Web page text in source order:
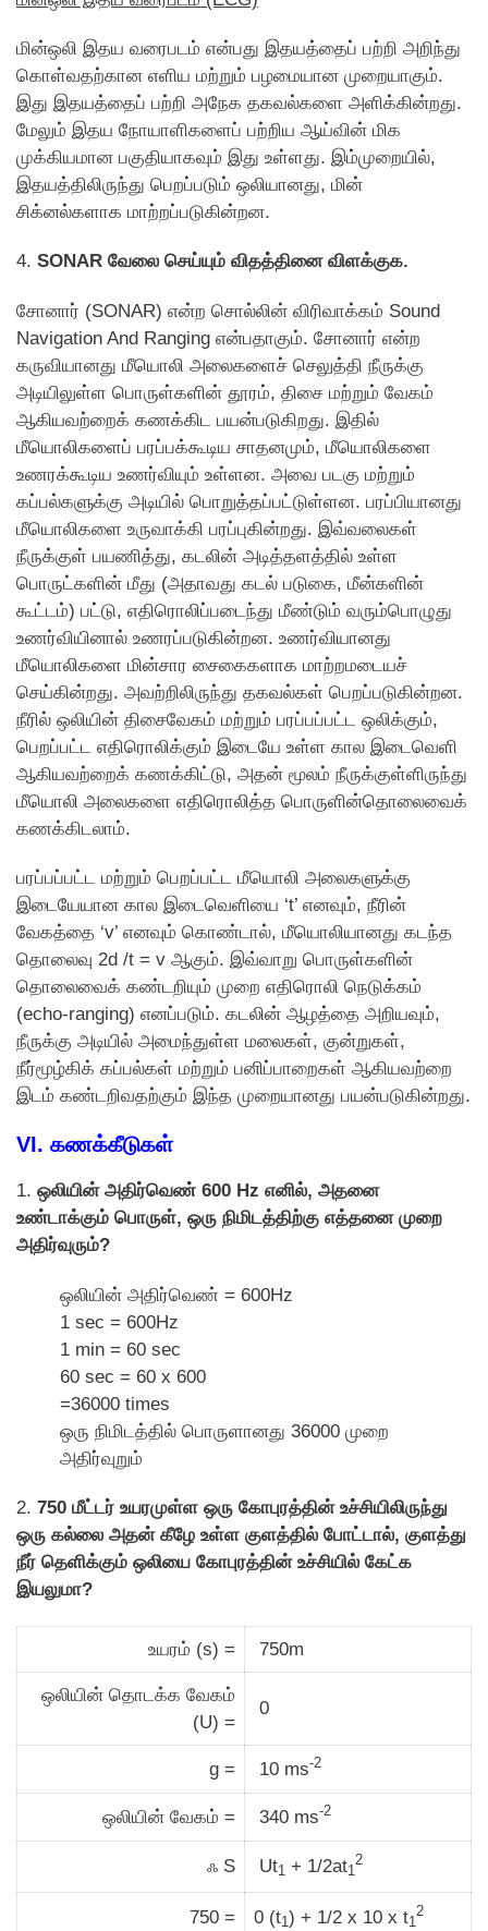
மின்ஒலி இதய வரைபடம் என்பது இதயத்தைப் பற்றி அறிந்து
கொள்வதற்கான எளிய மற்றும் பழமையான முறையாகும்.
இது இதயத்தைப் பற்றி அநேக தகவல்களை அளிக்கின்றது.
மேலும் இதய நோயாளிகளைப் பற்றிய ஆய்வின் மிக
முக்கியமான பகுதியாகவும் இது உள்ளது. இம்முறையில்,
இதயத்திலிருந்து பெறப்படும் ஒலியானது, மின்
சிக்னல்களாக மாற்றப்படுகின்றன.
4. SONAR வேலை செய்யும் விதத்தினை விளக்குக.
சோனார் (SONAR) என்ற சொல்லின் விரிவாக்கம் Sound
Navigation And Ranging என்பதாகும். சோனார் என்ற
கருவியானது மீயொலி அலைகளைச் செலுத்தி நீருக்கு
அடியிலுள்ள பொருள்களின் தூரம், திசை மற்றும் வேகம்
ஆகியவற்றைக் கணக்கிட பயன்படுகிறது. இதில்
மீயொலிகளைப் பரப்பக்கூடிய சாதனமும், மீயொலிகளை
உணரக்கூடிய உணர்வியும் உள்ளன. அவை படகு மற்றும்
கப்பல்களுக்கு அடியில் பொறுத்தப்பட்டுள்ளன. பரப்பியானது
மீயொலிகளை உருவாக்கி பரப்புகின்றது. இவ்வலைகள்
நீருக்குள் பயணித்து, கடலின் அடித்தளத்தில் உள்ள
பொருட்களின் மீது (அதாவது கடல் படுகை, மீன்களின்
கூட்டம்) பட்டு, எதிரொலிப்படைந்து மீண்டும் வரும்பொழுது
உணர்வியினால் உணரப்படுகின்றன. உணர்வியானது
மீயொலிகளை மின்சார சைகைகளாக மாற்றமடையச்
செய்கின்றது. அவற்றிலிருந்து தகவல்கள் பெறப்படுகின்றன.
நீரில் ஒலியின் திசைவேகம் மற்றும் பரப்பப்பட்ட ஒலிக்கும்,
பெறப்பட்ட எதிரொலிக்கும் இடையே உள்ள கால இடைவெளி
ஆகியவற்றைக் கணக்கிட்டு, அதன் மூலம் நீருக்குள்ளிருந்து
மீயொலி அலைகளை எதிரொலித்த பொருளின்தொலைவைக்
கணக்கிடலாம்.
பரப்பப்பட்ட மற்றும் பெறப்பட்ட மீயொலி அலைகளுக்கு
இடையேயான கால இடைவெளியை ‘t’ எனவும், நீரின்
வேகத்தை ‘v’ எனவும் கொண்டால், மீயொலியானது கடந்த
தொலைவு 2d /t = v ஆகும். இவ்வாறு பொருள்களின்
தொலைவைக் கண்டறியும் முறை எதிரொலி நெடுக்கம்
(echo-ranging) எனப்படும். கடலின் ஆழத்தை அறியவும்,
நீருக்கு அடியில் அமைந்துள்ள மலைகள், குன்றுகள்,
நீர்மூழ்கிக் கப்பல்கள் மற்றும் பனிப்பாறைகள் ஆகியவற்றை
இடம் கண்டறிவதற்கும் இந்த முறையானது பயன்படுகின்றது.
VI. கணக்கீடுகள்
1. ஒலியின் அதிர்வெண் 600 Hz எனில், அதனை
உண்டாக்கும் பொருள், ஒரு நிமிடத்திற்கு எத்தனை முறை
அதிர்வுரும்?
ஒலியின் அதிர்வெண் = 600Hz
1 sec = 600Hz
1 min = 60 sec
60 sec = 60 x 600
=36000 times
ஒரு நிமிடத்தில் பொருளானது 36000 முறை
அதிர்வுறும்
2. 750 மீட்டர் உயரமுள்ள ஒரு கோபுரத்தின் உச்சியிலிருந்து
ஒரு கல்லை அதன் கீழே உள்ள குளத்தில் போட்டால், குளத்து
நீர் தெளிக்கும் ஒலியை கோபுரத்தின் உச்சியில் கேட்க
இயலுமா?
உயரம் (s) = 750m
ஒலியின் தொடக்க வேகம்
(U) =
0
g = 10 ms-2
ஒலியின் வேகம் = 340 ms-2
ஃ S Ut1 + 1/2at1
2
750 = 0 (t1) + 1/2 x 10 x t1
2